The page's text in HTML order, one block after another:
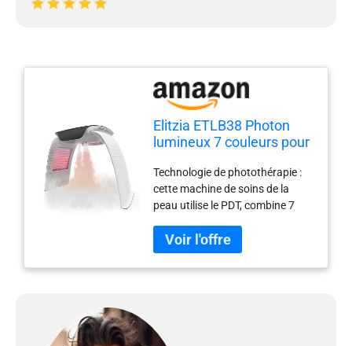
Elitzia ETLB38 Photon
lumineux 7 couleurs pour
peau du visage et soin de
la peau Gris vapeur
Technologie de photothérapie :
cette machine de soins de la
peau utilise le PDT, combine 7
une longueur d'onde différente
pour le traitement léger des
problèmes de peau, aidant à
production de collagène.